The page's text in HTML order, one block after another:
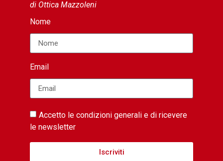
di Ottica Mazzoleni
Nome
Email
Accetto le condizioni generali e di ricevere
le newsletter
Iscriviti